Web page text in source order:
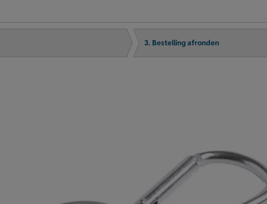
3. Bestelling afronden